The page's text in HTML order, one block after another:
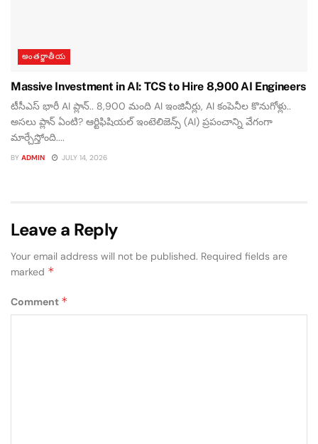
అంతర్జాతీయ
Massive Investment in AI: TCS to Hire 8,900 AI Engineers
టీసీఎస్ భారీ AI ప్లాన్.. 8,900 మంది AI ఇంజినీర్లు, AI కంపెనీల కొనుగోళ్లు..
అసలు ప్లాన్ ఏంటి? ఆర్టిఫిషియల్ ఇంటెలిజెన్స్ (AI) ప్రపంచాన్ని వేగంగా
మార్చేస్తోంది....
BY ADMIN JULY 14, 2026
Leave a Reply
Your email address will not be published. Required fields are
marked *
Comment *